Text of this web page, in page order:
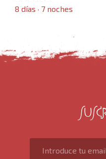
Viajes
8 días · 7 noches